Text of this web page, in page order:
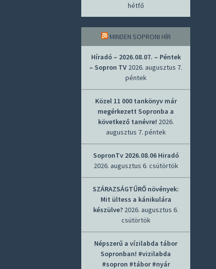
hétfő
MINDEN SOPRONI HÍR
Híradó – 2026.08.07. – Péntek
– Sopron TV 2026. augusztus 7.
péntek
Közel 11 000 tankönyv már
megérkezett Sopronba a
következő tanévre! 2026.
augusztus 7. péntek
SopronTv 2026.08.06 Hiradó
2026. augusztus 6. csütörtök
SZÁRAZSÁGTŰRŐ növények:
Mit ültess a kánikulára
készülve? 2026. augusztus 6.
csütörtök
Népszerű a vízilabda tábor
Sopronban! #vizilabda
#sopron #tábor #nyár